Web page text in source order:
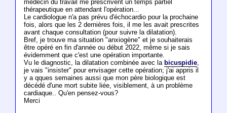
médecin du travail me prescrivent un temps partiel
thérapeutique en attendant l'opération...
Le cardiologue n'a pas prévu d'échocardio pour la prochaine
fois, alors que les 2 dernières fois, il me les avait prescrites
avant chaque consultation (pour suivre la dilatation).
Bref, je trouve ma situation "anxiogène" et je souhaiterais
être opéré en fin d'année ou début 2022, même si je sais
évidemment que c'est une opération importante.
Vu le diagnostic, la dilatation combinée avec la bicuspidie,
je vais "insister" pour envisager cette opération; j'ai appris il
y a qques semaines aussi que mon père biologique est
décédé d'une mort subite liée, visiblement, à un problème
cardiaque.. Qu'en pensez-vous?
Merci